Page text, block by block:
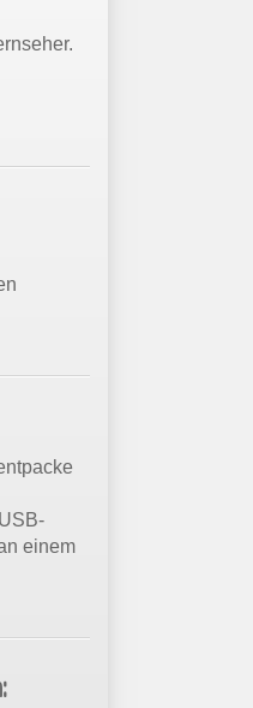
einem